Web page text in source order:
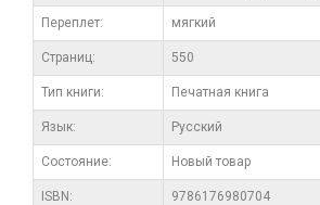
Переплет: мягкий
Cтраниц: 550
Тип книги: Печатная книга
Язык: Русский
Состояние: Новый товар
ISBN: 9786176980704